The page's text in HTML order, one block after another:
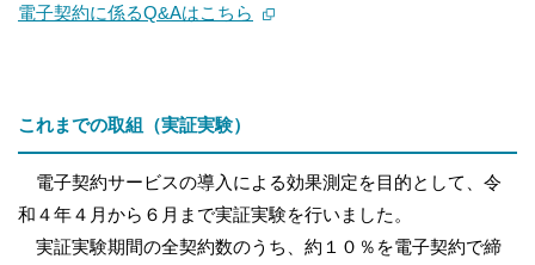
電子契約に係るQ&Aはこちら
これまでの取組（実証実験）
電子契約サービスの導入による効果測定を目的として、令
和４年４月から６月まで実証実験を行いました。
実証実験期間の全契約数のうち、約１０％を電子契約で締